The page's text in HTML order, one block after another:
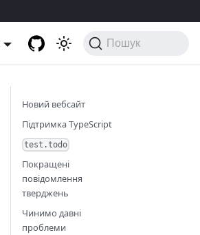
Пошук
Новий вебсайт
Підтримка TypeScript
test.todo
Покращені
повідомлення
тверджень
Чинимо давні
проблеми